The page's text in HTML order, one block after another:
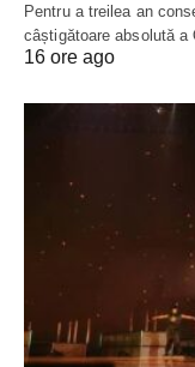
Pentru a treilea an
câștigătoare absolută a
16 ore ago